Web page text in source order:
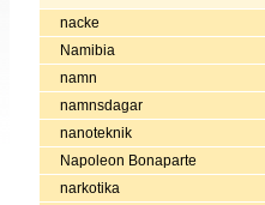
nacke
Namibia
namn
namnsdagar
nanoteknik
Napoleon Bonaparte
narkotika